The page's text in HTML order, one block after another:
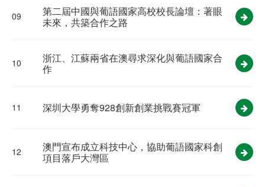
09
第二屆中國與葡語國家高校校長論壇：著眼
未來，共築合作之路
10
浙江、江蘇兩省在澳尋求深化與葡語國家合
作
11 深圳大學勇奪928創新創業挑戰賽冠軍
12
澳門宣布成立科技中心，協助葡語國家科創
項目落戶大灣區